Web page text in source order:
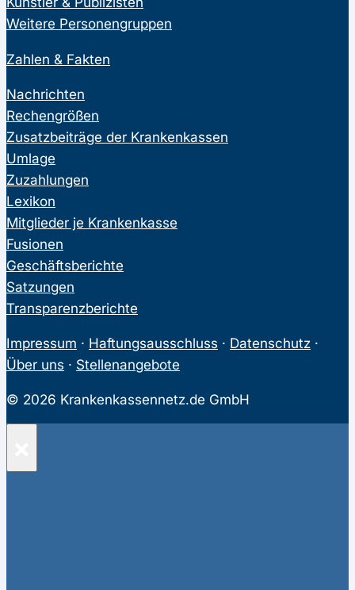
Weitere Personengruppen
Zahlen & Fakten
Nachrichten
Rechengrößen
Zusatzbeiträge der Krankenkassen
Umlage
Zuzahlungen
Lexikon
Mitglieder je Krankenkasse
Fusionen
Geschäftsberichte
Satzungen
Transparenzberichte
Impressum · Haftungsausschluss · Datenschutz ·
Über uns · Stellenangebote
© 2026 Krankenkassennetz.de GmbH